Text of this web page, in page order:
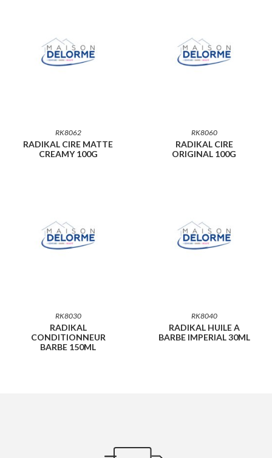
RK8062
RADIKAL CIRE MATTE
CREAMY 100G
RK8060
RADIKAL CIRE
ORIGINAL 100G
RK8030
RADIKAL
CONDITIONNEUR
BARBE 150ML
RK8040
RADIKAL HUILE A
BARBE IMPERIAL 30ML